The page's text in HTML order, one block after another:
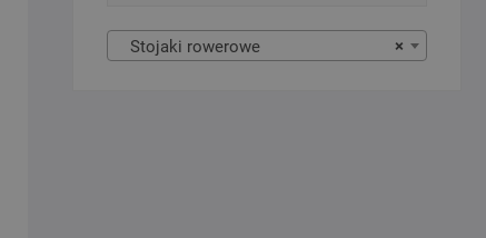
×
Stojaki rowerowe